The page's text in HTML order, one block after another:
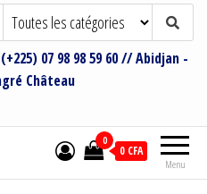
Bienvenue sur le site de Taeksmart
Group
07 98 98 59 60 // Abidjan -
Château
Menu
0
0 CFA